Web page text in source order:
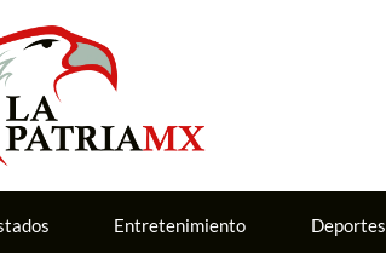
Entretenimiento Deportes